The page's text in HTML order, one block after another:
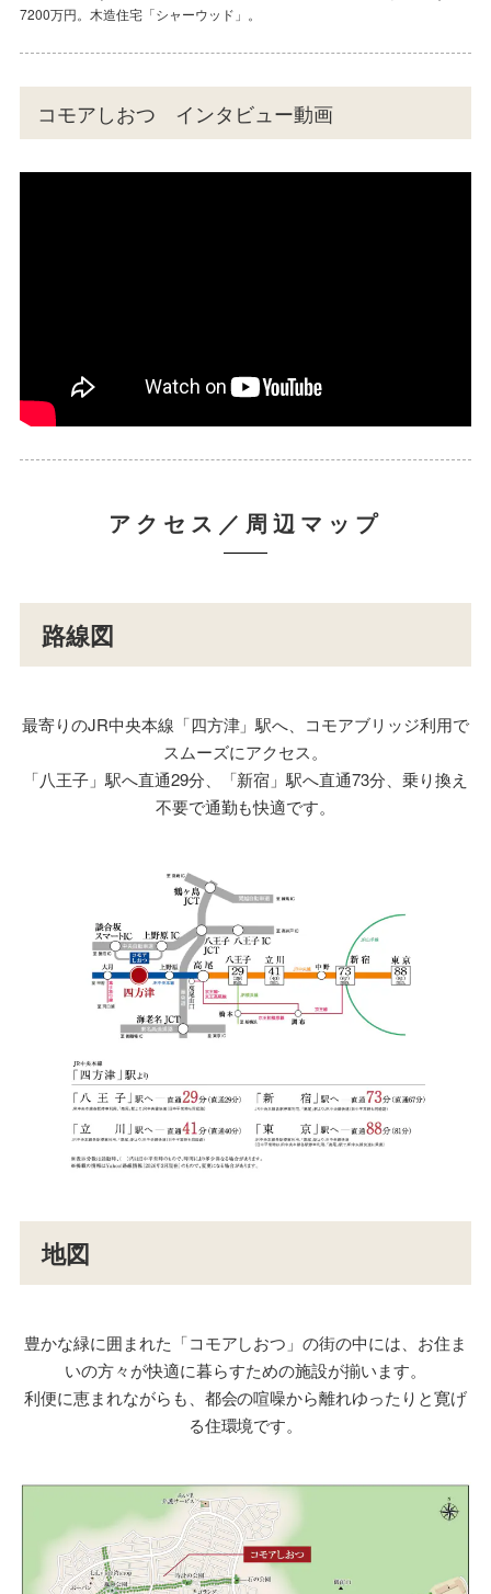
美しい住まいをデザインします。
7200万円。木造住宅「シャーウッド」。
ものではございません。
長した2年後のイメージです。
をお聞かせください。
美しい住まいをデザインします。
7200万円。木造住宅「シャーウッド」。
コモアしおつ インタビュー動画
アクセス／周辺マップ
路線図
最寄りのJR中央本線「四方津」駅へ、コモアブリッジ利用で
スムーズにアクセス。
「八王子」駅へ直通29分、「新宿」駅へ直通73分、乗り換え
不要で通勤も快適です。
地図
豊かな緑に囲まれた「コモアしおつ」の街の中には、お住ま
いの方々が快適に暮らすための施設が揃います。
利便に恵まれながらも、都会の喧噪から離れゆったりと寛げ
る住環境です。